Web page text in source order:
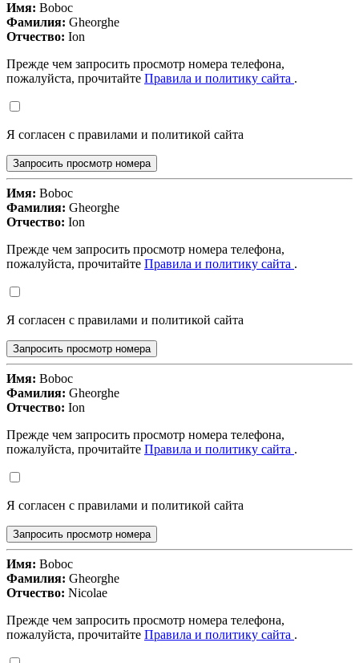
Имя: Boboc
Фамилия: Gheorghe
Отчество: Ion
Прежде чем запросить просмотр номера телефона,
пожалуйста, прочитайте Правила и политику сайта .
Я согласен с правилами и политикой сайта
Запросить просмотр номера
Имя: Boboc
Фамилия: Gheorghe
Отчество: Ion
Прежде чем запросить просмотр номера телефона,
пожалуйста, прочитайте Правила и политику сайта .
Я согласен с правилами и политикой сайта
Запросить просмотр номера
Имя: Boboc
Фамилия: Gheorghe
Отчество: Ion
Прежде чем запросить просмотр номера телефона,
пожалуйста, прочитайте Правила и политику сайта .
Я согласен с правилами и политикой сайта
Запросить просмотр номера
Имя: Boboc
Фамилия: Gheorghe
Отчество: Nicolae
Прежде чем запросить просмотр номера телефона,
пожалуйста, прочитайте Правила и политику сайта .